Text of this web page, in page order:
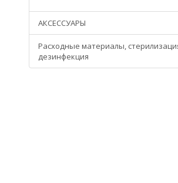
АКСЕССУАРЫ
Расходные материалы,
дезинфекция